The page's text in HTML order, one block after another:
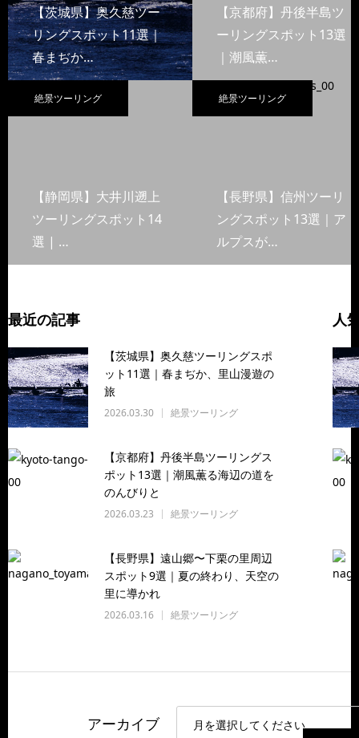
【茨城県】奥久慈ツー
リングスポット11選｜
春まぢか…
【京都府】丹後半島ツ
ーリングスポット13選
｜潮風薫…
絶景ツーリング
【静岡県】大井川遡上
ツーリングスポット14
選 | …
絶景ツーリング
【長野県】信州ツーリ
ングスポット13選｜ア
ルプスが…
最近の記事
【茨城県】奥久慈ツーリングスポ
ット11選｜春まぢか、里山漫遊の
旅
2026.03.30 絶景ツーリング
【京都府】丹後半島ツーリングス
ポット13選｜潮風薫る海辺の道を
のんびりと
2026.03.23 絶景ツーリング
【長野県】遠山郷〜下栗の里周辺
スポット9選｜夏の終わり、天空の
里に導かれ
2026.03.16 絶景ツーリング
人
アーカイブ